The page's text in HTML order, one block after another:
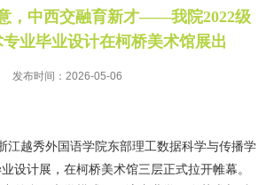
，中西交融育新才——我院2022级
业毕业设计在柯桥美术馆展出
发布时间：2026-05-06
江越秀外国语学院东部理工数据科学与传播学
设计展，在柯桥美术馆三层正式拉开帷幕。